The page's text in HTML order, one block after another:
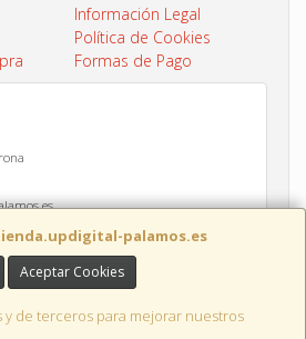
palamos.es
Aceptar Cookies
y de terceros para mejorar nuestros
Información Legal
Política de Cookies
Formas de Pago